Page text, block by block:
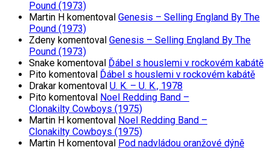
Pound (1973)
Martin H komentoval Genesis – Selling England By The
Pound (1973)
Zdeny komentoval Genesis – Selling England By The
Pound (1973)
Snake komentoval Ďábel s houslemi v rockovém kabátě
Pito komentoval Ďábel s houslemi v rockovém kabátě
Drakar komentoval U. K. – U. K., 1978
Pito komentoval Noel Redding Band –
Clonakilty Cowboys (1975)
Martin H komentoval Noel Redding Band –
Clonakilty Cowboys (1975)
Martin H komentoval Pod nadvládou oranžové dýně